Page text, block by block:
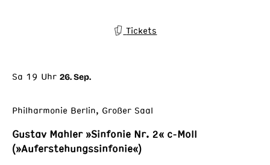
Tickets
Sa 19 Uhr 26. Sep.
Philharmonie Berlin, Großer Saal
Gustav Mahler »Sinfonie Nr. 2« c-Moll
(»Auferstehungssinfonie«)